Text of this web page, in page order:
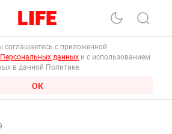
соглашаетесь с приложенной
данных и с использованием
в данной Политике.
ОК